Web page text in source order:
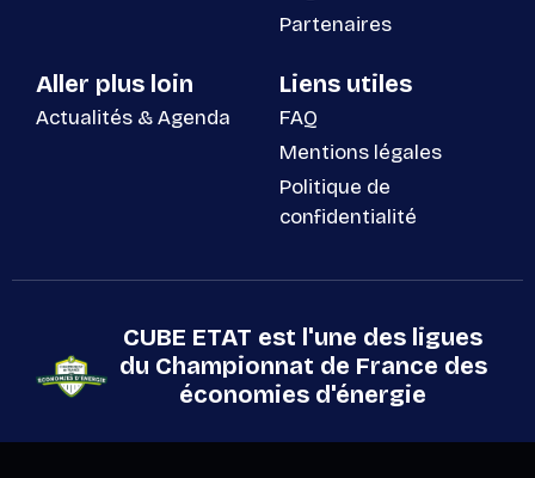
Partenaires
Aller plus loin
Actualités & Agenda
Liens utiles
FAQ
Mentions légales
Politique de
confidentialité
CUBE ETAT est l'une des ligues
du Championnat de France des
économies d'énergie